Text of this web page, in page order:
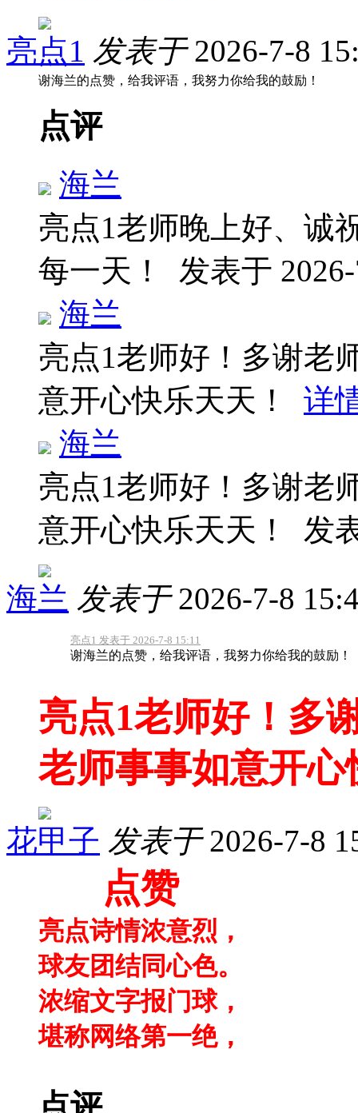
亮点1 发表于 2026-7-8
谢海兰的点赞，给我评语，我努力你给我的鼓励！
点评
海兰
亮点1老师晚上好、诚
每一天！ 发表于
海兰
亮点1老师好！多谢老
意开心快乐天天！ 详
海兰
亮点1老师好！多谢老
意开心快乐天天！ 发
海兰 发表于 2026-7-8
亮点1 发表于 2026-7-8 15:11
谢海兰的点赞，给我评语，我努力你给我的鼓励！
亮点1老师好！多
老师事事如意开心
花甲子 发表于 2026-7-8
点赞
亮点诗情浓意烈，
球友团结同心色。
浓缩文字报门球，
堪称网络第一绝，